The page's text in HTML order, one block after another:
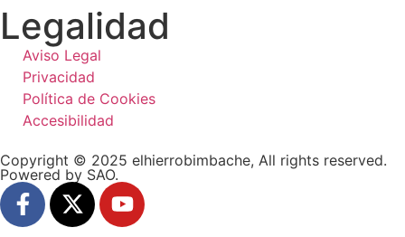
Legalidad
Aviso Legal
Privacidad
Política de Cookies
Accesibilidad
Copyright © 2025 elhierrobimbache, All rights reserved.
Powered by SAO.